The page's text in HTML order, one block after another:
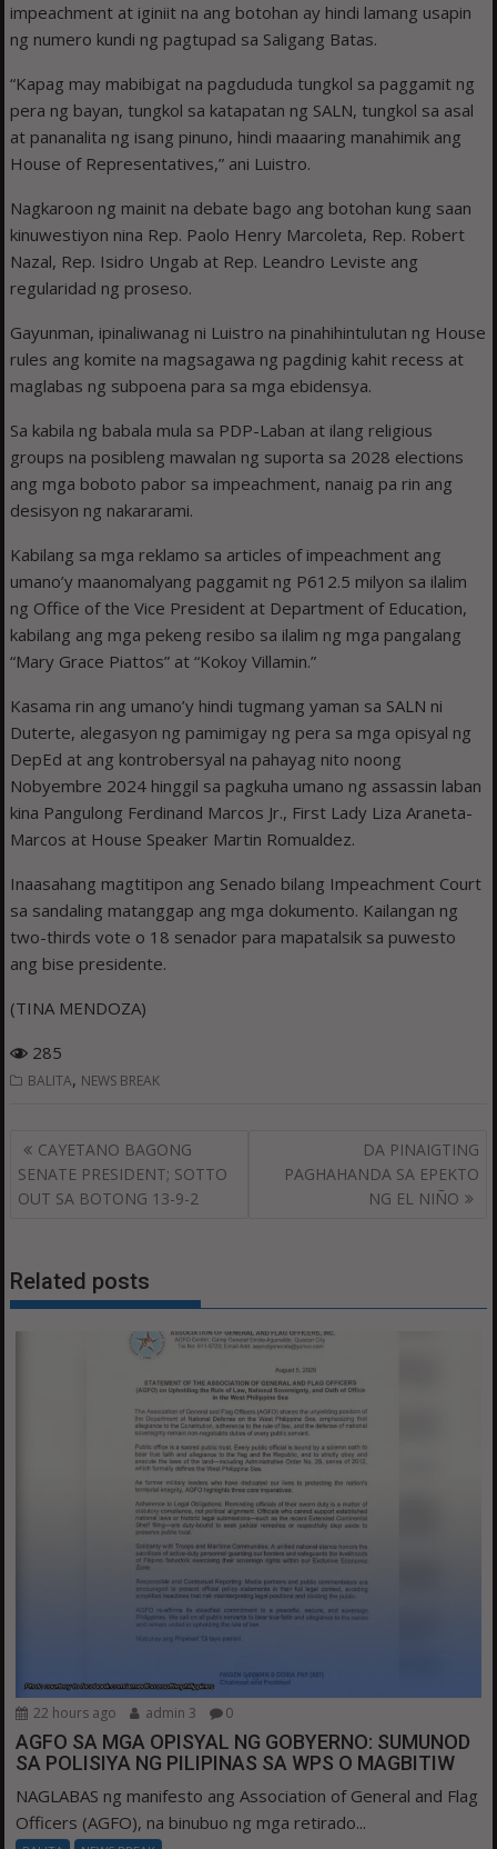
impeachment at iginiit na ang botohan ay hindi lamang usapin
ng numero kundi ng pagtupad sa Saligang Batas.
“Kapag may mabibigat na pagdududa tungkol sa paggamit ng
pera ng bayan, tungkol sa katapatan ng SALN, tungkol sa asal
at pananalita ng isang pinuno, hindi maaaring manahimik ang
House of Representatives,” ani Luistro.
Nagkaroon ng mainit na debate bago ang botohan kung saan
kinuwestiyon nina Rep. Paolo Henry Marcoleta, Rep. Robert
Nazal, Rep. Isidro Ungab at Rep. Leandro Leviste ang
regularidad ng proseso.
Gayunman, ipinaliwanag ni Luistro na pinahihintulutan ng House
rules ang komite na magsagawa ng pagdinig kahit recess at
maglabas ng subpoena para sa mga ebidensya.
Sa kabila ng babala mula sa PDP-Laban at ilang religious
groups na posibleng mawalan ng suporta sa 2028 elections
ang mga boboto pabor sa impeachment, nanaig pa rin ang
desisyon ng nakararami.
Kabilang sa mga reklamo sa articles of impeachment ang
umano’y maanomalyang paggamit ng P612.5 milyon sa ilalim
ng Office of the Vice President at Department of Education,
kabilang ang mga pekeng resibo sa ilalim ng mga pangalang
“Mary Grace Piattos” at “Kokoy Villamin.”
Kasama rin ang umano’y hindi tugmang yaman sa SALN ni
Duterte, alegasyon ng pamimigay ng pera sa mga opisyal ng
DepEd at ang kontrobersyal na pahayag nito noong
Nobyembre 2024 hinggil sa pagkuha umano ng assassin laban
kina Pangulong Ferdinand Marcos Jr., First Lady Liza Araneta-
Marcos at House Speaker Martin Romualdez.
Inaasahang magtitipon ang Senado bilang Impeachment Court
sa sandaling matanggap ang mga dokumento. Kailangan ng
two-thirds vote o 18 senador para mapatalsik sa puwesto
ang bise presidente.
(TINA MENDOZA)
285
BALITA, NEWS BREAK
Post
navigation
CAYETANO BAGONG
SENATE PRESIDENT; SOTTO
OUT SA BOTONG 13-9-2
DA PINAIGTING
PAGHAHANDA SA EPEKTO
NG EL NIÑO
Related posts
22 hours ago admin 3 0
AGFO SA MGA OPISYAL NG GOBYERNO: SUMUNOD
SA POLISIYA NG PILIPINAS SA WPS O MAGBITIW
NAGLABAS ng manifesto ang Association of General and Flag
Officers (AGFO), na binubuo ng mga retirado...